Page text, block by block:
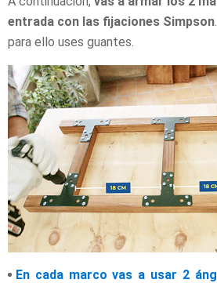
entrada con las fijaciones Simpson
para ello uses guantes.
En cada marco vas a usar 2